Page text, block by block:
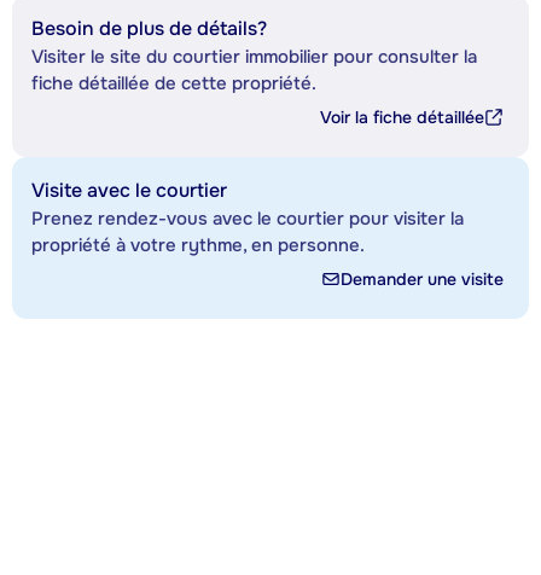
Besoin de plus de détails?
Visiter le site du courtier immobilier pour consulter la
fiche détaillée de cette propriété.
Voir la fiche détaillée
Visite avec le courtier
Prenez rendez-vous avec le courtier pour visiter la
propriété à votre rythme, en personne.
Demander une visite